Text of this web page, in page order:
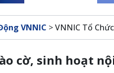
VNNIC >VNNIC Tổ
cờ, sinh hoạt